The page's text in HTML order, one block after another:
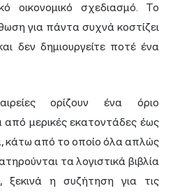
οικονομικό σχεδιασμό. Το
για πάντα συχνά κοστίζει
δεν δημιουργείτε ποτέ ένα
ορίζουν ένα όριο
μερικές εκατοντάδες έως
κάτω από το οποίο όλα απλώς
τα λογιστικά βιβλία
η συζήτηση για τις